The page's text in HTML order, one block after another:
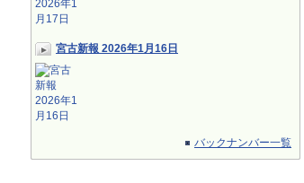
宮古新報 2026年1月16日
バックナンバー一覧